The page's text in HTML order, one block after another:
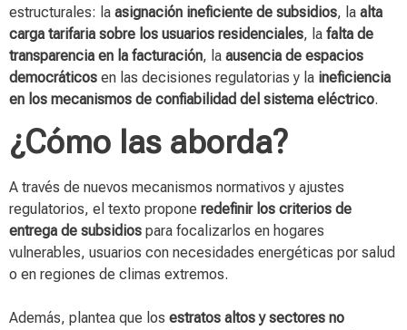
estructurales: la asignación ineficiente de subsidios, la alta
carga tarifaria sobre los usuarios residenciales, la falta de
transparencia en la facturación, la ausencia de espacios
democráticos en las decisiones regulatorias y la ineficiencia
en los mecanismos de confiabilidad del sistema eléctrico.
¿Cómo las aborda?
A través de nuevos mecanismos normativos y ajustes
regulatorios, el texto propone redefinir los criterios de
entrega de subsidios para focalizarlos en hogares
vulnerables, usuarios con necesidades energéticas por salud
o en regiones de climas extremos.
Además, plantea que los estratos altos y sectores no